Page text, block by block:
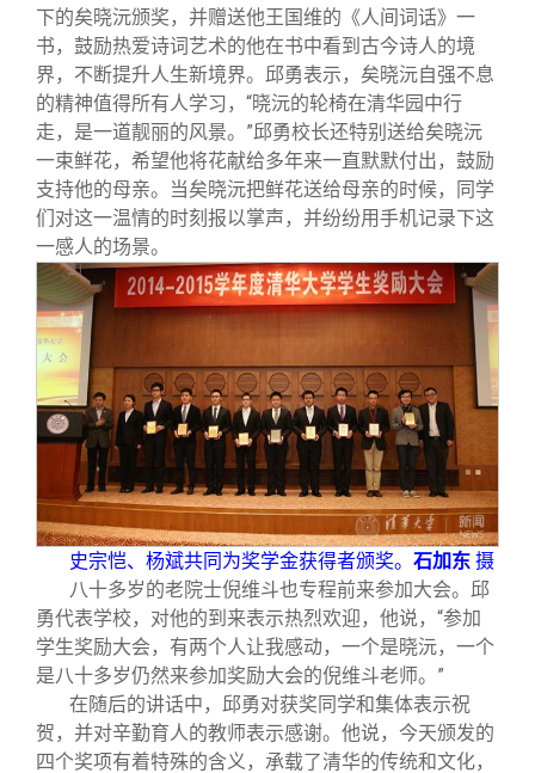
下的矣晓沅颁奖，并赠送他王国维的《人间词话》一
书，鼓励热爱诗词艺术的他在书中看到古今诗人的境
界，不断提升人生新境界。邱勇表示，矣晓沅自强不息
的精神值得所有人学习，“晓沅的轮椅在清华园中行
走，是一道靓丽的风景。”邱勇校长还特别送给矣晓沅
一束鲜花，希望他将花献给多年来一直默默付出，鼓励
支持他的母亲。当矣晓沅把鲜花送给母亲的时候，同学
们对这一温情的时刻报以掌声，并纷纷用手机记录下这
一感人的场景。
史宗恺、杨斌共同为奖学金获得者颁奖。 石加东 摄
八十多岁的老院士倪维斗也专程前来参加大会。邱
勇代表学校，对他的到来表示热烈欢迎，他说，“参加
学生奖励大会，有两个人让我感动，一个是晓沅，一个
是八十多岁仍然来参加奖励大会的倪维斗老师。”
在随后的讲话中，邱勇对获奖同学和集体表示祝
贺，并对辛勤育人的教师表示感谢。他说，今天颁发的
四个奖项有着特殊的含义，承载了清华的传统和文化，